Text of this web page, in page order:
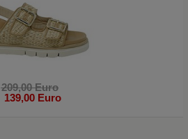
209,00 Euro
139,00 Euro